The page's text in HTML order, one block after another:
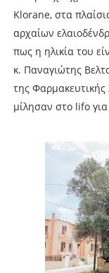
Klorane, στα
αρχαίων
πως η ηλικία του
κ. Παναγιώτης
της
μίλησαν στο lifo